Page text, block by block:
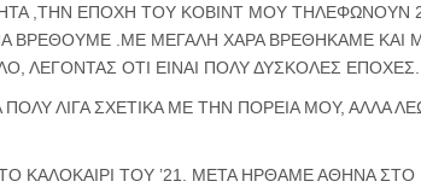
,ΤΗΝ ΕΠΟΧΗ ΤΟΥ ΚΟΒΙΝΤ ΜΟΥ ΤΗΛΕΦΩΝΟΥΝ 2
ΒΡΕΘΟΥΜΕ .ΜΕ ΜΕΓΑΛΗ ΧΑΡΑ ΒΡΕΘΗΚΑΜΕ ΚΑΙ
ΛΕΓΟΝΤΑΣ ΟΤΙ ΕΙΝΑΙ ΠΟΛΥ ΔΥΣΚΟΛΕΣ ΕΠΟΧΕΣ.
ΛΙΓΑ ΣΧΕΤΙΚΑ ΜΕ ΤΗΝ ΠΟΡΕΙΑ ΜΟΥ, ΑΛΛΑ
ΚΑΛΟΚΑΙΡΙ ΤΟΥ ’21. ΜΕΤΑ ΗΡΘΑΜΕ ΑΘΗΝΑ ΣΤΟ